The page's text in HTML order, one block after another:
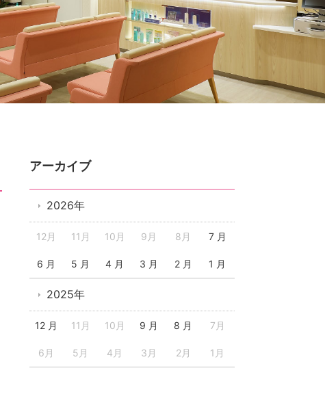
アーカイブ
2026年
12月 11月 10月 9月 8月 7 月
6 月 5 月 4 月 3 月 2 月 1 月
2025年
12 月 11月 10月 9 月 8 月 7月
6月 5月 4月 3月 2月 1月